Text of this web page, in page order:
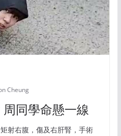
Cheung
同學命懸一線
射右腹，傷及右肝腎，手術